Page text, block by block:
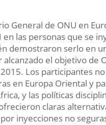
General de ONU en
las personas que se
demostraron serlo en
el objetivo de
Los participantes
en Europa Oriental y
y las políticas
claras
inyecciones no